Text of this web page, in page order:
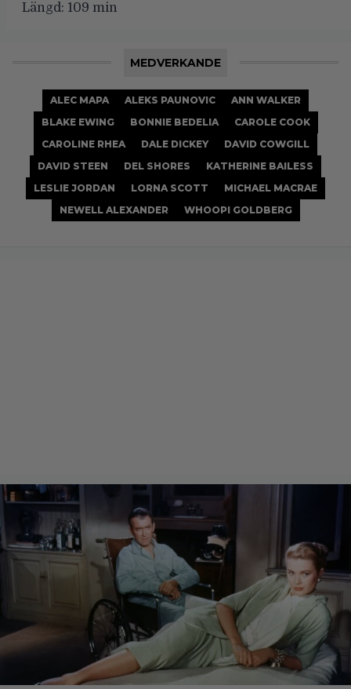
Längd: 109 min
MEDVERKANDE
ALEC MAPA ALEKS PAUNOVIC
ANN WALKER
BLAKE EWING
BONNIE BEDELIA
CAROLE COOK
CAROLINE RHEA
DALE DICKEY
DAVID COWGILL
DAVID STEEN
DEL SHORES
KATHERINE BAILESS
LESLIE JORDAN
LORNA SCOTT
MICHAEL MACRAE
NEWELL ALEXANDER
WHOOPI GOLDBERG